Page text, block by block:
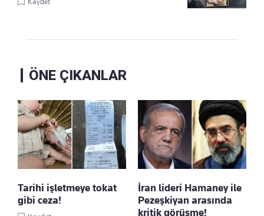
ÖNE ÇIKANLAR
Tarihi işletmeye tokat
gibi ceza!
İran lideri Hamaney ile
Pezeşkiyan arasında
kritik görüşme!